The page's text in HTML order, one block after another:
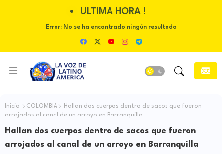
ULTIMA HORA !
Error:No se ha encontrado ningún resultado
Inicio COLOMBIA
Hallan dos cuerpos dentro de sacos que fueron
arrojados al canal de un arroyo en Barranquilla
Hallan dos cuerpos dentro de sacos que fueron
arrojados al canal de un arroyo en Barranquilla